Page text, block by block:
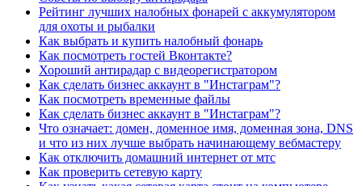
Рейтинг лучших налобных фонарей с аккумулятором
для охоты и рыбалки
Как выбрать и купить налобный фонарь
Как посмотреть гостей Вконтакте?
Хороший антирадар с видеорегистратором
Как сделать бизнес аккаунт в "Инстаграм"?
Как посмотреть временные файлы
Как сделать бизнес аккаунт в "Инстаграм"?
Что означает: домен, доменное имя, доменная зона, DNS
и что из них лучше выбрать начинающему вебмастеру
Как отключить домашний интернет от мтс
Как проверить сетевую карту